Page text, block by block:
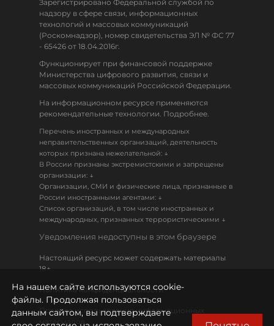
Зарегистрировано Федеральной службой по
надзору в сфере связи, информационных
технологий и массовых коммуникаций
(Роскомнадзор), номер свидетельства ЭЛ № ФС 77
- 65426 от 18.04.2016г.
Функционирует при финансовой поддержке
Министерства цифрового развития, связи и
массовых коммуникаций Российской Федерации.
На информационном ресурсе применяются
рекомендательные технологии. Подробнее.
Перечень иностранных и международных
неправительственных организаций, деятельность
которых признана нежелательной: ↓
В России признаны экстремистскими и запрещены
организации: ↓
Организации, СМИ и физические лица, признанные в
России иностранными агентами: ↓
Список организаций, в том числе иностранных и
международных, признанных террористическими ↓
Уведомления недоступны в этом браузере
Настоящий ресурс может содержать материалы
18+
Политика конфиденциальности
Правила использования информационных
материалов
На нашем сайте используются cookie-
файлы. Продолжая пользоваться
данным сайтом, вы подтверждаете